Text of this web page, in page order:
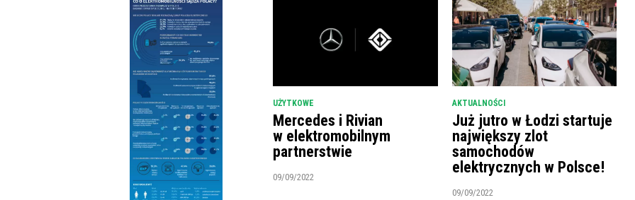
UŻYTKOWE
Mercedes i Rivian
w elektromobilnym
partnerstwie
09/09/2022
AKTUALNOŚCI
Już jutro w Łodzi startuje
największy zlot
samochodów
elektrycznych w Polsce!
09/09/2022